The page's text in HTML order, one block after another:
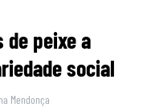
de peixe a
social
Mendonça